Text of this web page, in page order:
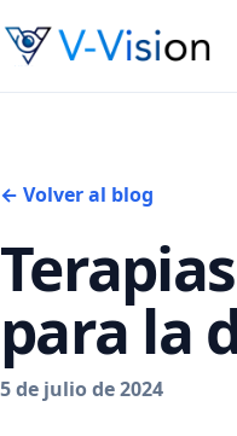
← Volver al blog
para la
5 de julio de 2024